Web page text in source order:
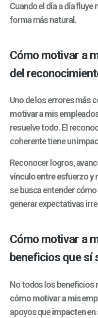
Cuando el día a día
forma más natural.
Cómo motivar a
del
Uno de los errores más
motivar a mis
resuelve todo. El
coherente tiene un
Reconocer logros,
vínculo entre esfuerzo y
se busca entender
generar expectativas
Cómo motivar a
beneficios que sí
No todos los beneficios
cómo motivar a mis
apoyos queimpacten en